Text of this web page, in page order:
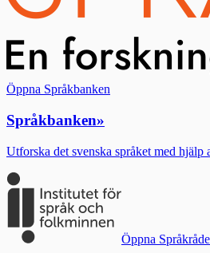
Öppna Språkbanken
Språkbanken»
Utforska det svenska språket med hjälp
Öppna